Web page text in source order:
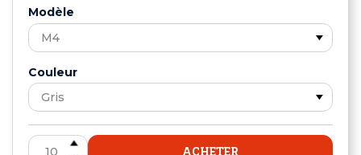
Modèle
Couleur
ACHETER